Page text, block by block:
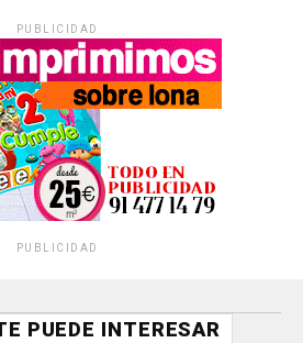
PUBLICIDAD
PUBLICIDAD
PUEDE INTERESAR